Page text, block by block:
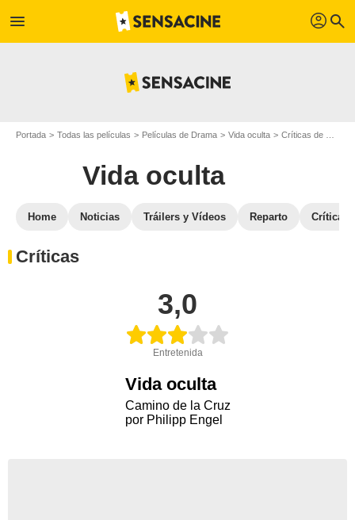
menu profil search
Portada Todas las películas Películas de Drama Vida oculta Críticas de Vida oculta
Vida oculta
Home Noticias Tráilers y Vídeos Reparto Críticas
Críticas
3,0
Entretenida
Vida oculta
Camino de la Cruz
por Philipp Engel